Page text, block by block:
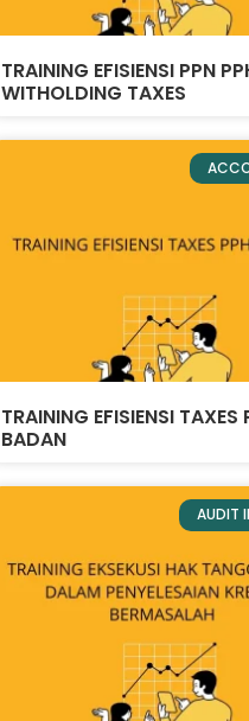
TRAINING EFISIENSI PPN
WITHOLDING TAXES
TRAINING EFISIENSI TAXES
BADAN
AUDIT